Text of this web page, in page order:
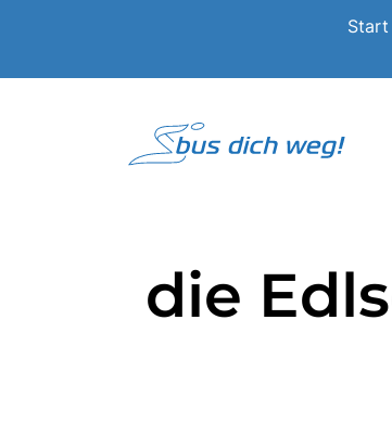
Start
die